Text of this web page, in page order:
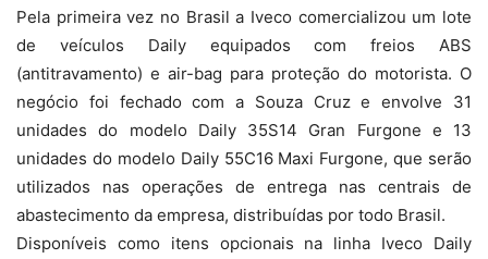
Pela primeira vez no Brasil a Iveco comercializou um lote
de veículos Daily equipados com freios ABS
(antitravamento) e air-bag para proteção do motorista. O
negócio foi fechado com a Souza Cruz e envolve 31
unidades do modelo Daily 35S14 Gran Furgone e 13
unidades do modelo Daily 55C16 Maxi Furgone, que serão
utilizados nas operações de entrega nas centrais de
abastecimento da empresa, distribuídas por todo Brasil.
Disponíveis como itens opcionais na linha Iveco Daily